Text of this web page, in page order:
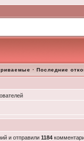
· Последние
и отправили 1184